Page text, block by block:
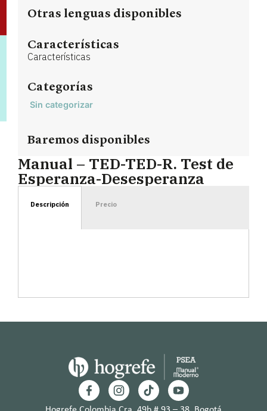
Otras lenguas disponibles
Características
Características
Categorías
Sin categorizar
Baremos disponibles
Manual – TED-TED-R. Test de
Esperanza-Desesperanza
Descripción Precio